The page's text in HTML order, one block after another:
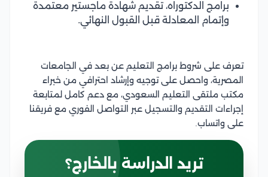
برامج الدكتوراه، تقديم شهادة ماجستير معتمدة
وإتمام المعادلة قبل القبول النهائي.
تعرف على شروط برامج التعليم عن بعد في الجامعات
المصرية، واحصل على توجيه وإرشاد احترافي من خبراء
مكتب ملتقى التعليم السعودي، مع دعم كامل لمتابعة
إجراءات التقديم والتسجيل عبر التواصل الفوري مع فريقنا
على واتساب.
تريد الدراسة بالخارج؟